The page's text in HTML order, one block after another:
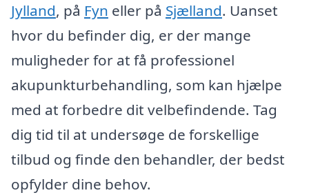
Jylland, på Fyn eller på Sjælland. Uanset
hvor du befinder dig, er der mange
muligheder for at få professionel
akupunkturbehandling, som kan hjælpe
med at forbedre dit velbefindende. Tag
dig tid til at undersøge de forskellige
tilbud og finde den behandler, der bedst
opfylder dine behov.